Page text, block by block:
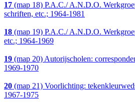
17 (map 18) P.A.C./ A.N.D.O.
schriften, etc.; 1964-1981
18 (map 19) P.A.C./ A.N.D.O.
etc.; 1964-1969
19 (map 20) Autorijscholen:
1969-1970
20 (map 21) Voorlichting:
1967-1975